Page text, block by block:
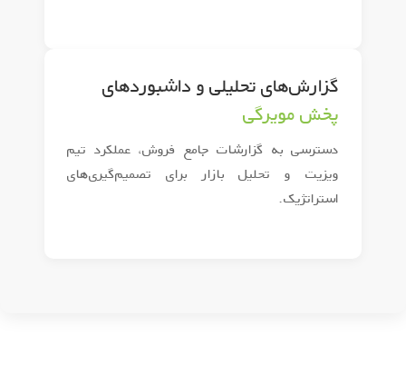
گزارش‌های تحلیلی و داشبوردهای
پخش مویرگی
دسترسی به گزارشات جامع فروش، عملکرد تیم
ویزیت و تحلیل بازار برای تصمیم‌گیری‌های
استراتژیک.